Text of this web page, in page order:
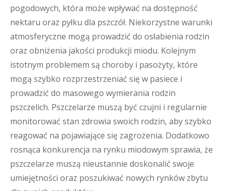
pogodowych, która może wpływać na dostępność
nektaru oraz pyłku dla pszczół. Niekorzystne warunki
atmosferyczne mogą prowadzić do osłabienia rodzin
oraz obniżenia jakości produkcji miodu. Kolejnym
istotnym problemem są choroby i pasożyty, które
mogą szybko rozprzestrzeniać się w pasiece i
prowadzić do masowego wymierania rodzin
pszczelich. Pszczelarze muszą być czujni i regularnie
monitorować stan zdrowia swoich rodzin, aby szybko
reagować na pojawiające się zagrożenia. Dodatkowo
rosnąca konkurencja na rynku miodowym sprawia, że
pszczelarze muszą nieustannie doskonalić swoje
umiejętności oraz poszukiwać nowych rynków zbytu